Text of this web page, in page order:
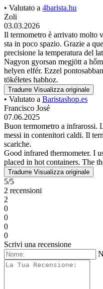
• Valutato a 4barista.hu
Zoli
03.03.2026
Il termometro è arrivato molto
sta in poco spazio. Grazie a
precisione la temperatura del
Nagyon gyorsan megjött a
helyen elfér. Ezzel
tökéletes habhoz.
Tradurre Visualizza originale
• Valutato a Baristashop.es
Francisco José
07.06.2025
Buon termometro a infrarossi.
messi in contenitori caldi. Il
scariche.
Good infrared thermometer. I
placed in hot containers. The
Tradurre Visualizza originale
5/5
2 recensioni
2
0
0
0
0
Scrivi una recensione